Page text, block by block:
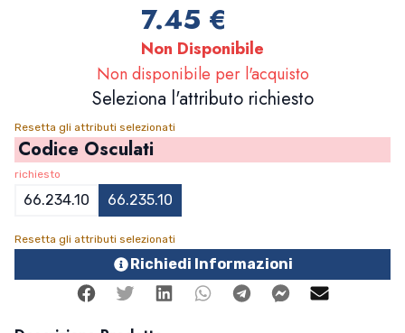
7.45 €
Non Disponibile
Non disponibile per l'acquisto
Seleziona l'attributo richiesto
Resetta gli attributi selezionati
Codice Osculati
richiesto
66.234.10 66.235.10
Resetta gli attributi selezionati
Richiedi Informazioni
FacebookTwitterLinkedinWhatsappTelegramFacebook